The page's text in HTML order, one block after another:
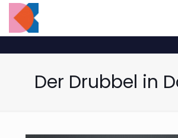
Der Drubbel in